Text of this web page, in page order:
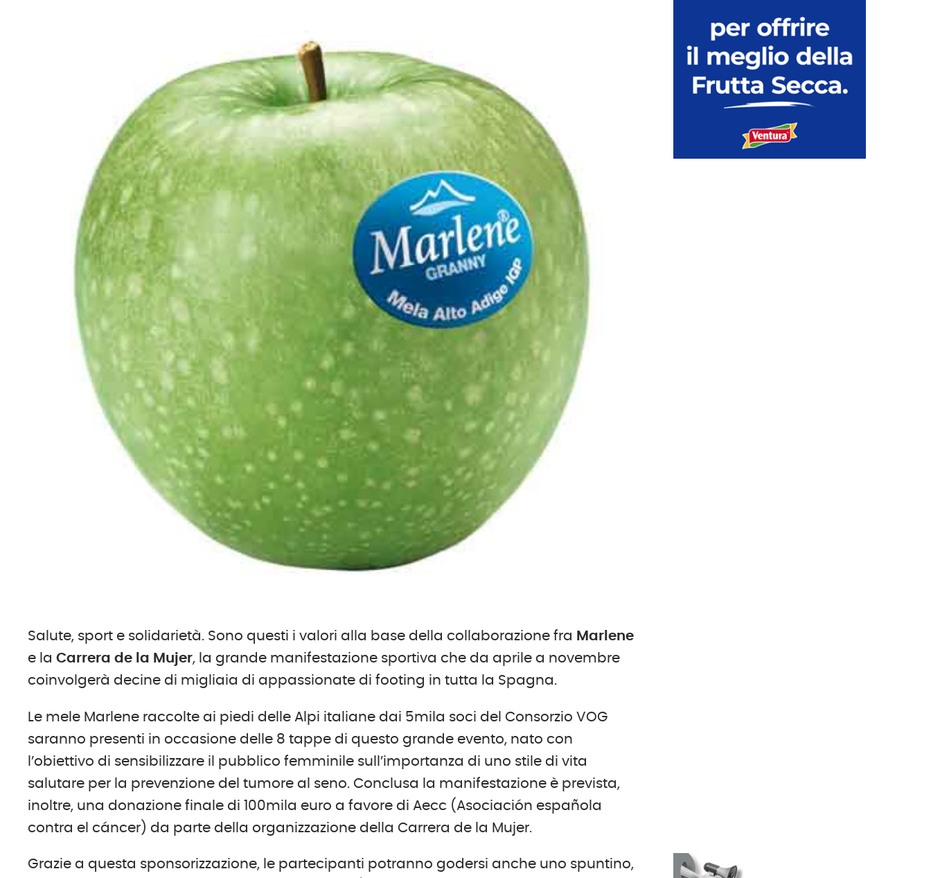
Salute, sport e solidarietà. Sono questi i valori alla base della collaborazione fra Marlene
e laCarrera de la Mujer, la grande manifestazione sportiva che da aprile a novembre
coinvolgerà decine di migliaia di appassionate di footing in tutta la Spagna.
Le mele Marlene raccolte ai piedi delle Alpi italiane dai 5mila soci del Consorzio VOG
saranno presenti in occasione delle 8 tappe di questo grande evento, nato con
l’obiettivo di sensibilizzare il pubblico femminile sull’importanza di uno stile di vita
salutare per la prevenzione del tumore al seno. Conclusa la manifestazione è prevista,
inoltre, una donazione finale di 100mila euro a favore di Aecc (Asociación española
contra el cáncer) da parte della organizzazione della Carrera de la Mujer.
Grazie a questa sponsorizzazione, le partecipanti potranno godersi anche uno spuntino,